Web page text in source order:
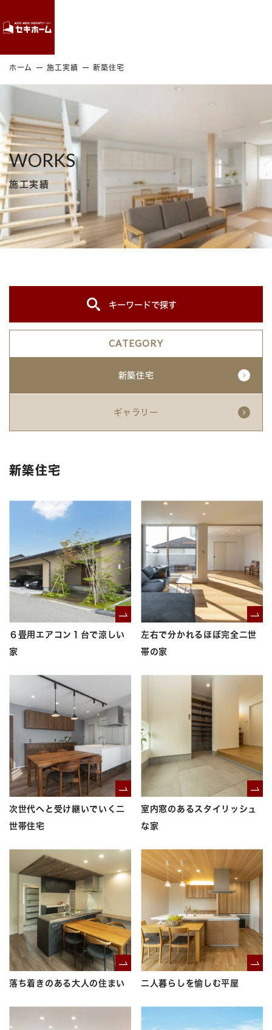
ホーム 施工実績 新築住宅
WORKS
施工実績
キーワードで探す
CATEGORY
新築住宅
ギャラリー
新築住宅
６畳用エアコン１台で涼しい
家
左右で分かれるほぼ完全二世
帯の家
次世代へと受け継いでいく二
世帯住宅
室内窓のあるスタイリッシュ
な家
落ち着きのある大人の住まい 二人暮らしを愉しむ平屋